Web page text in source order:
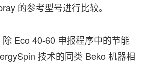
的参考型号进行比较。
Eco 40-60 申报程序中的节能
技术的同类 Beko 机器相